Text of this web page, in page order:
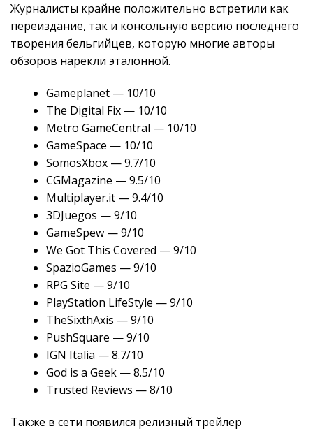
Журналисты крайне положительно встретили как
переиздание, так и консольную версию последнего
творения бельгийцев, которую многие авторы
обзоров нарекли эталонной.
Gameplanet — 10/10
The Digital Fix — 10/10
Metro GameCentral — 10/10
GameSpace — 10/10
SomosXbox — 9.7/10
CGMagazine — 9.5/10
Multiplayer.it — 9.4/10
3DJuegos — 9/10
GameSpew — 9/10
We Got This Covered — 9/10
SpazioGames — 9/10
RPG Site — 9/10
PlayStation LifeStyle — 9/10
TheSixthAxis — 9/10
PushSquare — 9/10
IGN Italia — 8.7/10
God is a Geek — 8.5/10
Trusted Reviews — 8/10
Также в сети появился релизный трейлер